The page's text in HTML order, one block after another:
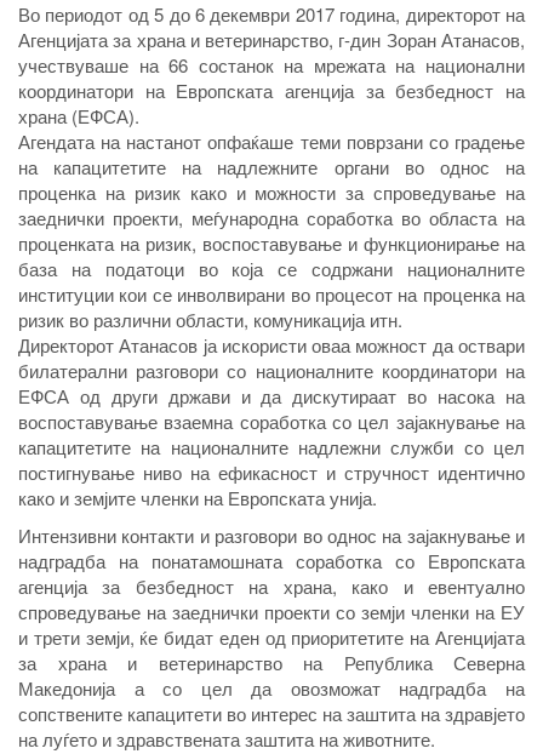
Во периодот од 5 до 6 декември 2017 година, директорот на
Агенцијата за храна и ветеринарство, г-дин Зоран Атанасов,
учествуваше на 66 состанок на мрежата на национални
координатори на Европската агенција за безбедност на
храна (ЕФСА).
Агендата на настанот опфаќаше теми поврзани со градење
на капацитетите на надлежните органи во однос на
проценка на ризик како и можности за спроведување на
заеднички проекти, меѓународна соработка во областа на
проценката на ризик, воспоставување и функционирање на
база на податоци во која се содржани националните
институции кои се инволвирани во процесот на проценка на
ризик во различни области, комуникација итн.
Директорот Атанасов ја искористи оваа можност да оствари
билатерални разговори со националните координатори на
ЕФСА од други држави и да дискутираат во насока на
воспоставување взаемна соработка со цел зајакнување на
капацитетите на националните надлежни служби со цел
постигнување ниво на ефикасност и стручност идентично
како и земјите членки на Европската унија.
Интензивни контакти и разговори во однос на зајакнување и
надградба на понатамошната соработка со Европската
агенција за безбедност на храна, како и евентуално
спроведување на заеднички проекти со земји членки на ЕУ
и трети земји, ќе бидат еден од приоритетите на Агенцијата
за храна и ветеринарство на Република Северна
Македонија а со цел да овозможат надградба на
сопствените капацитети во интерес на заштита на здравјето
на луѓето и здравствената заштита на животните.